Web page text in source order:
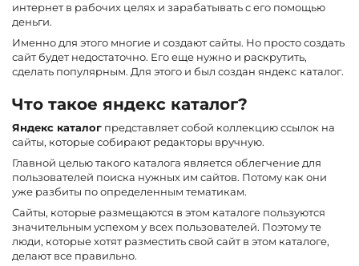
интернет в рабочих целях и зарабатывать с его помощью
деньги.
Именно для этого многие и создают сайты. Но просто создать
сайт будет недостаточно. Его еще нужно и раскрутить,
сделать популярным. Для этого и был создан яндекс каталог.
Что такое яндекс каталог?
Яндекс каталог представляет собой коллекцию ссылок на
сайты, которые собирают редакторы вручную.
Главной целью такого каталога является облегчение для
пользователей поиска нужных им сайтов. Потому как они
уже разбиты по определенным тематикам.
Сайты, которые размещаются в этом каталоге пользуются
значительным успехом у всех пользователей. Поэтому те
люди, которые хотят разместить свой сайт в этом каталоге,
делают все правильно.